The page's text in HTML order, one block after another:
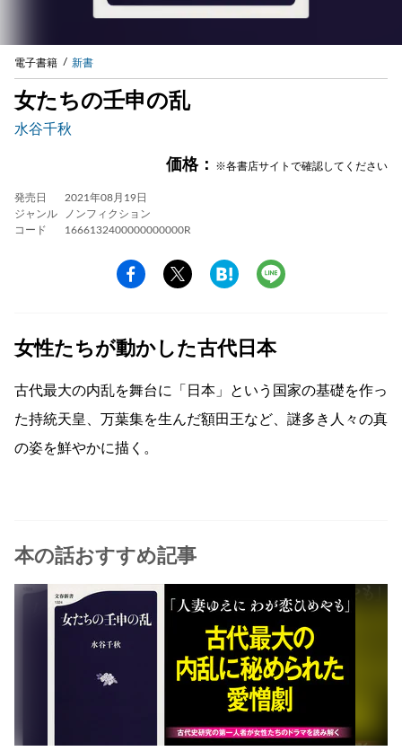
電子書籍 新書
女たちの壬申の乱
水谷千秋
価格： ※各書店サイトで確認してください
発売日
2021年08月19日
ジャンル
ノンフィクション
コード
1666132400000000000R
女性たちが動かした古代日本
古代最大の内乱を舞台に「日本」という国家の基礎を作っ
た持統天皇、万葉集を生んだ額田王など、謎多き人々の真
の姿を鮮やかに描く。
本の話おすすめ記事